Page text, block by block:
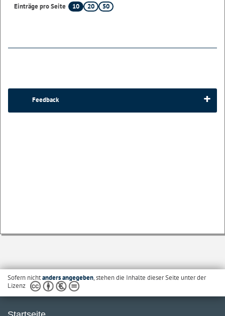
Einträge pro Seite
10 20 50
Feedback
Sofern nichtanders angegeben, stehen die Inhalte dieser Seite unter der
Lizenz